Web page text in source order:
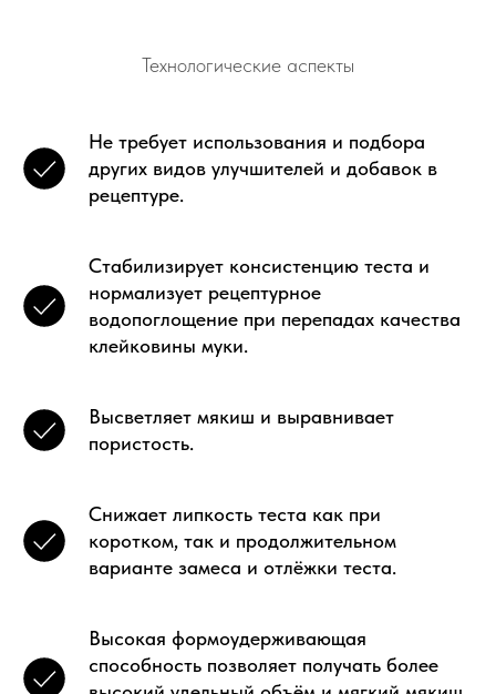
Технологические аспекты
Не требует использования и подбора
других видов улучшителей и добавок в
рецептуре.
Cтабилизирует консистенцию теста и
нормализует рецептурное
водопоглощение при перепадах качества
клейковины муки.
Высветляет мякиш и выравнивает
пористость.
Снижает липкость теста как при
коротком, так и продолжительном
варианте замеса и отлёжки теста.
Высокая формоудерживающая
способность позволяет получать более